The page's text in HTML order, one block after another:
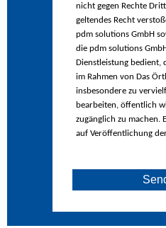
nicht gegen Rechte
geltendes Recht
pdm solutions GmbH
die pdm solutions
Dienstleistung bedient,
im Rahmen von Das
insbesondere zu
bearbeiten, öffentlich
zugänglich zu machen.
auf Veröffentlichung